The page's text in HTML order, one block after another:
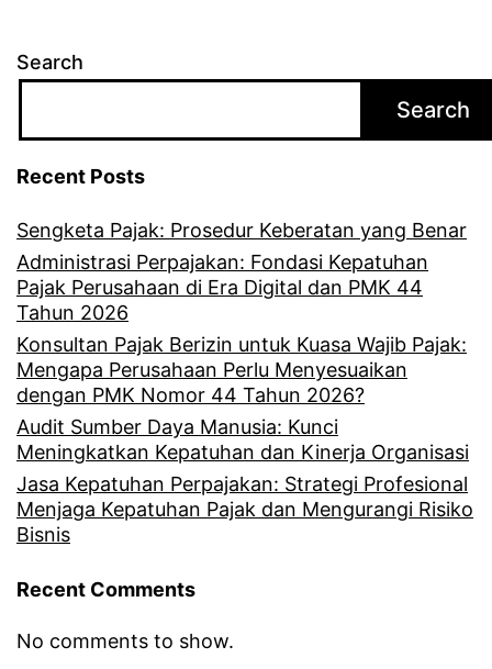
Search
Search
Recent Posts
Sengketa Pajak: Prosedur Keberatan yang Benar
Administrasi Perpajakan: Fondasi Kepatuhan
Pajak Perusahaan di Era Digital dan PMK 44
Tahun 2026
Konsultan Pajak Berizin untuk Kuasa Wajib Pajak:
Mengapa Perusahaan Perlu Menyesuaikan
dengan PMK Nomor 44 Tahun 2026?
Audit Sumber Daya Manusia: Kunci
Meningkatkan Kepatuhan dan Kinerja Organisasi
Jasa Kepatuhan Perpajakan: Strategi Profesional
Menjaga Kepatuhan Pajak dan Mengurangi Risiko
Bisnis
Recent Comments
No comments to show.